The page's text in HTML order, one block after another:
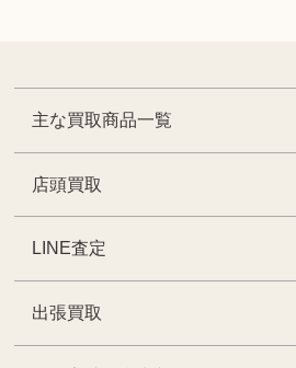
主な買取商品一覧
店頭買取
LINE査定
出張買取